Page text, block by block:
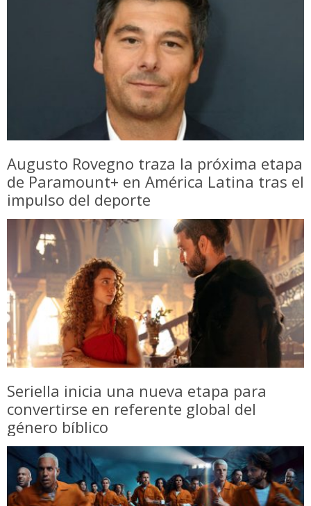
Augusto Rovegno traza la próxima etapa
de Paramount+ en América Latina tras el
impulso del deporte
Seriella inicia una nueva etapa para
convertirse en referente global del
género bíblico